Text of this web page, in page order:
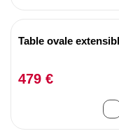
Table ovale
479 €